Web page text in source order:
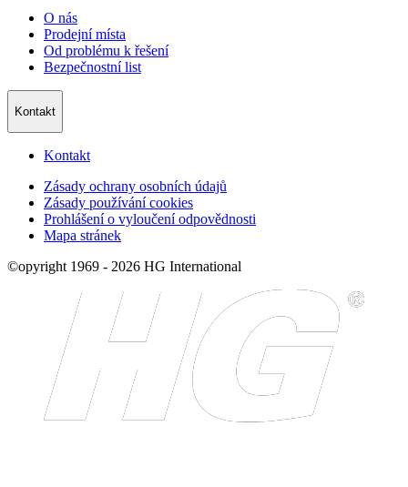
O nás
Prodejní místa
Od problému k řešení
Bezpečnostní list
Kontakt
Kontakt
Zásady ochrany osobních údajů
Zásady používání cookies
Prohlášení o vyloučení odpovědnosti
Mapa stránek
©opyright 1969 - 2026 HG International